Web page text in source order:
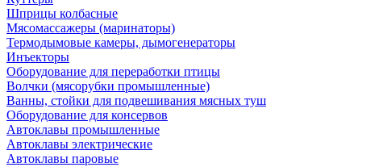
Шприцы колбасные
Мясомассажеры (маринаторы)
Термодымовые камеры, дымогенераторы
Инъекторы
Оборудование для переработки птицы
Волчки (мясорубки промышленные)
Ванны, стойки для подвешивания мясных туш
Оборудование для консервов
Автоклавы промышленные
Автоклавы электрические
Автоклавы паровые